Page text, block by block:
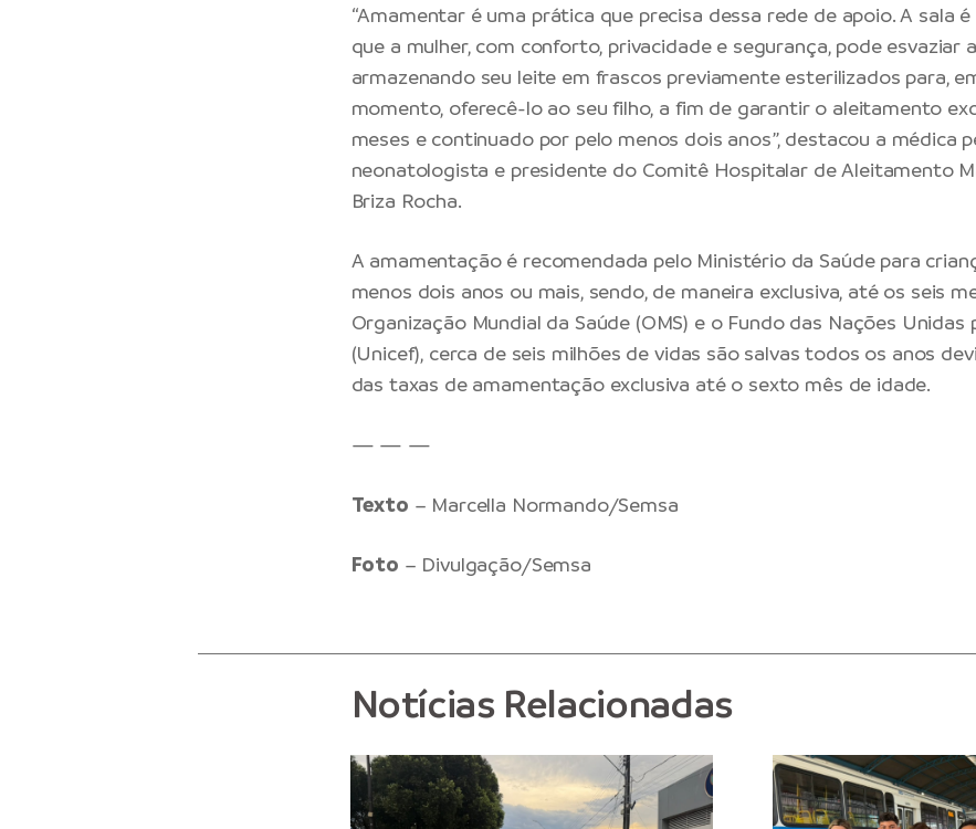
“Amamentar é uma prática que precisa dessa rede de apoio. A sala
que a mulher, com conforto, privacidade e segurança, pode esvaziar
armazenando seu leite em frascos previamente esterilizados para,
momento, oferecê-lo ao seu filho, a fim de garantir o aleitamento
meses e continuado por pelo menos dois anos”, destacou a médica
neonatologista e presidente do Comitê Hospitalar de Aleitamento
Briza Rocha.
A amamentação é recomendada pelo Ministério da Saúde para
menos dois anos ou mais, sendo, de maneira exclusiva, até os seis
Organização Mundial da Saúde (OMS) e o Fundo das Nações Unidas
(Unicef), cerca de seis milhões de vidas são salvas todos os anos
das taxas de amamentação exclusiva até o sexto mês de idade.
— — —
Texto – Marcella Normando/Semsa
Foto – Divulgação/Semsa
Notícias Relacionadas